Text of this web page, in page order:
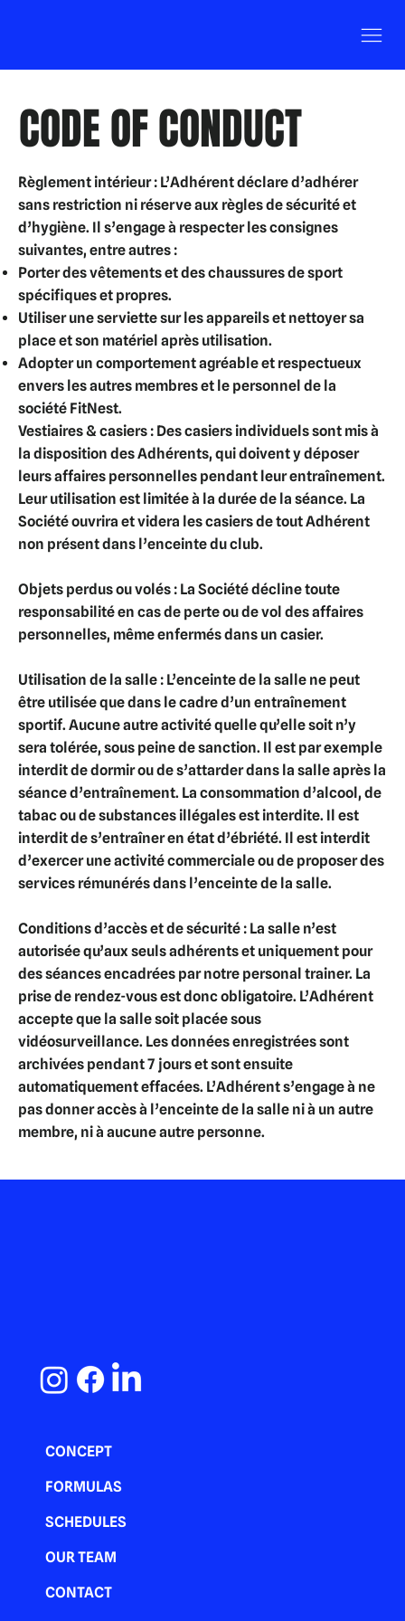
CODE OF CONDUCT
Règlement intérieur : L’Adhérent déclare d’adhérer
sans restriction ni réserve aux règles de sécurité et
d’hygiène. Il s’engage à respecter les consignes
suivantes, entre autres :
Porter des vêtements et des chaussures de sport
spécifiques et propres.
Utiliser une serviette sur les appareils et nettoyer sa
place et son matériel après utilisation.
Adopter un comportement agréable et respectueux
envers les autres membres et le personnel de la
société FitNest.
Vestiaires & casiers : Des casiers individuels sont mis à
la disposition des Adhérents, qui doivent y déposer
leurs affaires personnelles pendant leur entraînement.
Leur utilisation est limitée à la durée de la séance. La
Société ouvrira et videra les casiers de tout Adhérent
non présent dans l’enceinte du club.
Objets perdus ou volés : La Société décline toute
responsabilité en cas de perte ou de vol des affaires
personnelles, même enfermés dans un casier.
Utilisation de la salle : L’enceinte de la salle ne peut
être utilisée que dans le cadre d’un entraînement
sportif. Aucune autre activité quelle qu’elle soit n’y
sera tolérée, sous peine de sanction. Il est par exemple
interdit de dormir ou de s’attarder dans la salle après la
séance d’entraînement. La consommation d’alcool, de
tabac ou de substances illégales est interdite. Il est
interdit de s’entraîner en état d’ébriété. Il est interdit
d’exercer une activité commerciale ou de proposer des
services rémunérés dans l’enceinte de la salle.
Conditions d’accès et de sécurité : La salle n’est
autorisée qu’aux seuls adhérents et uniquement pour
des séances encadrées par notre personal trainer. La
prise de rendez-vous est donc obligatoire. L’Adhérent
accepte que la salle soit placée sous
vidéosurveillance. Les données enregistrées sont
archivées pendant 7 jours et sont ensuite
automatiquement effacées. L’Adhérent s’engage à ne
pas donner accès à l’enceinte de la salle ni à un autre
membre, ni à aucune autre personne.
CONCEPT
FORMULAS
SCHEDULES
OUR TEAM
CONTACT